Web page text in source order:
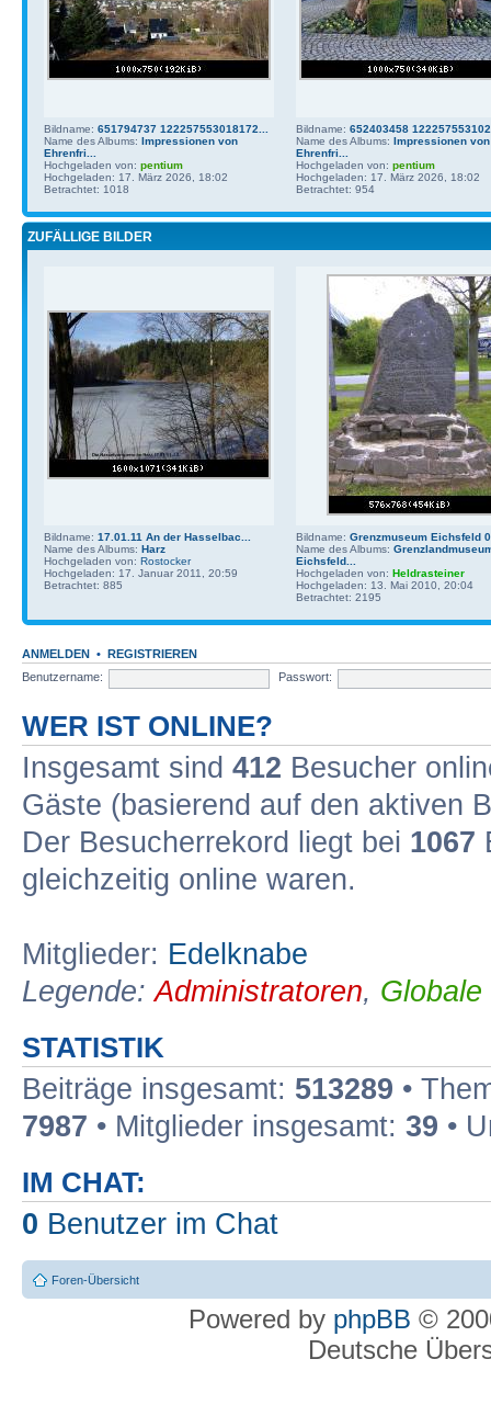
Bildname: 651794737 122257553018172...
Name des Albums: Impressionen von
Ehrenfri...
Hochgeladen von: pentium
Hochgeladen: 17. März 2026, 18:02
Betrachtet: 1018
Bildname: 652403458
Name des Albums: Impressionen von
Ehrenfri...
Hochgeladen von: pentium
Hochgeladen: 17. März 2026, 18:02
Betrachtet: 954
ZUFÄLLIGE BILDER
Bildname: 17.01.11 An der Hasselbac...
Name des Albums: Harz
Hochgeladen von: Rostocker
Hochgeladen: 17. Januar 2011, 20:59
Betrachtet: 885
Bildname: Grenzmuseum Eichsfeld
Name des Albums:
Eichsfeld...
Hochgeladen von: Heldrasteiner
Hochgeladen: 13. Mai 2010, 20:04
Betrachtet: 2195
ANMELDEN • REGISTRIEREN
Benutzername:
Passwort:
WER IST ONLINE?
Insgesamt sind 412 Besucher
Gäste (basierend auf den aktiven
Der Besucherrekord liegt bei 1067
gleichzeitig online waren.
Mitglieder: Edelknabe
Legende:Administratoren,
STATISTIK
Beiträge insgesamt: 513289 •
7987 • Mitglieder insgesamt: 39 •
IM CHAT:
0 Benutzer im Chat
Foren-Übersicht
Powered by phpBB ©
Deutsche